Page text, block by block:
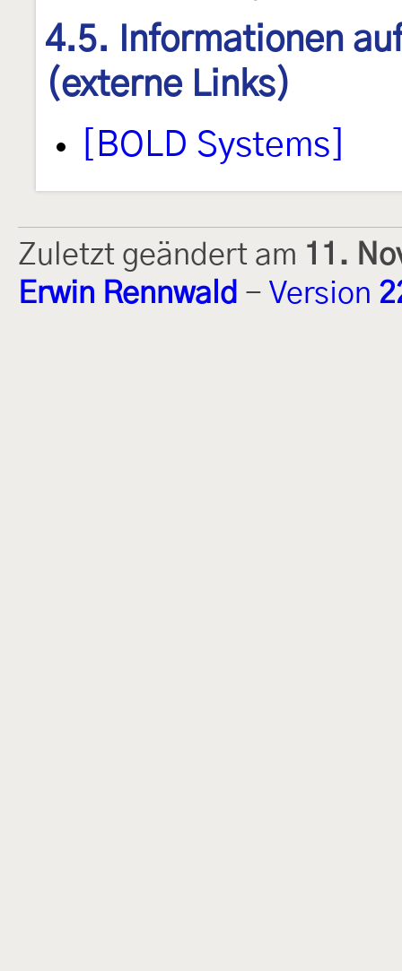
4.5. Informationen
(externe Links)
[BOLD Systems]
Zuletzt geändert am 11.
Erwin Rennwald - Version